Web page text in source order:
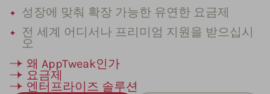
성장에 맞춰 확장 가능한 유연한 요금제
전 세계 어디서나 프리미엄 지원을 받으십시
오
왜 AppTweak인가
요금제
엔터프라이즈 솔루션